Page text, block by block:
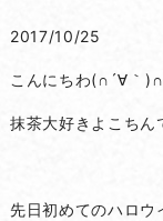
2017/10/25
こんにちわ(∩´∀｀)∩
抹茶大好きよこちん
先日初めてのハロウ